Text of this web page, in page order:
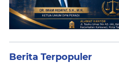
Berita Terpopuler